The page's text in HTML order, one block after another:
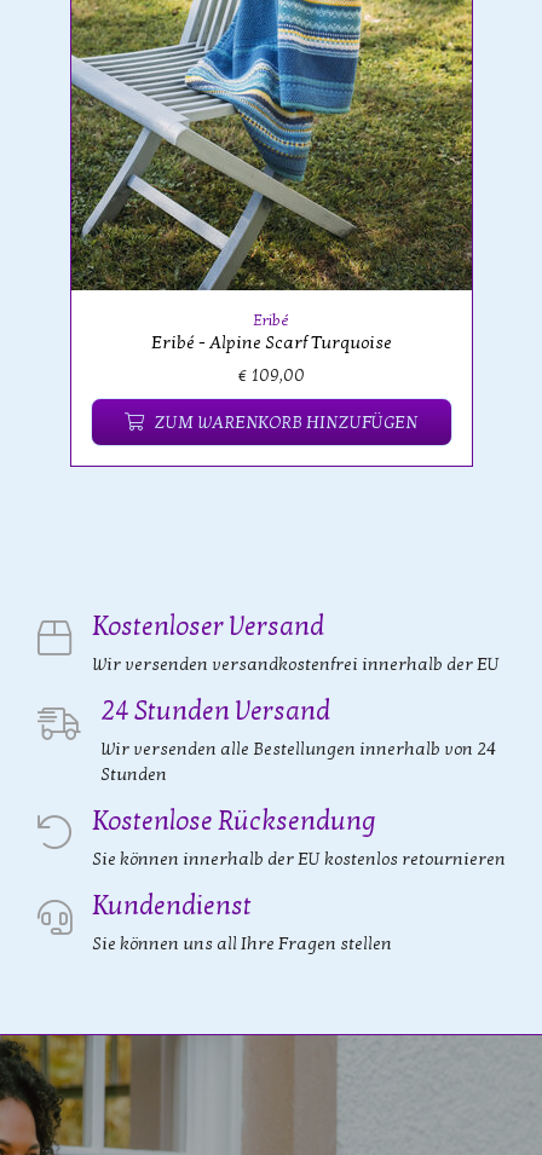
Eribé
Eribé - Alpine Scarf Turquoise
€ 109,00
ZUM WARENKORB HINZUFÜGEN
Kostenloser Versand
Wir versenden versandkostenfrei innerhalb der EU
24 Stunden Versand
Wir versenden alle Bestellungen innerhalb von 24
Stunden
Kostenlose Rücksendung
Sie können innerhalb der EU kostenlos retournieren
Kundendienst
Sie können uns all Ihre Fragen stellen